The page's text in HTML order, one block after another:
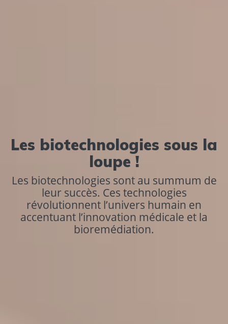
Les biotechnologies sous la
loupe !
Les biotechnologies sont au summum de
leur succès. Ces technologies
révolutionnent l’univers humain en
accentuant l’innovation médicale et la
bioremédiation.